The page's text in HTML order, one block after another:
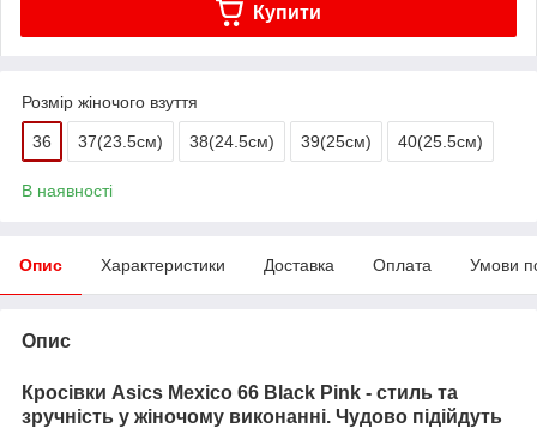
Купити
Розмір жіночого взуття
36 37(23.5см) 38(24.5см) 39(25см) 40(25.5cм)
В наявності
Опис Характеристики Доставка Оплата Умови
Опис
Кросівки Asics Mexico 66 Black Pink - стиль та
зручність у жіночому виконанні. Чудово підійдуть